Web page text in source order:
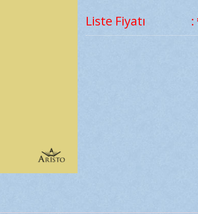
Liste Fiyatı :